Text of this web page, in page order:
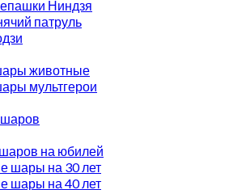
Ниндзя
патруль
животные
мультгерои
на юбилей
шары на 30 лет
шары на 40 лет